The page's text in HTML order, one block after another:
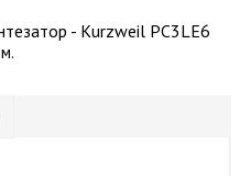
- Kurzweil PC3LE6